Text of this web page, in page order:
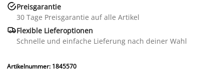
Preisgarantie
30 Tage Preisgarantie auf alle Artikel
Flexible Lieferoptionen
Schnelle und einfache Lieferung nach deiner Wahl
Artikelnummer: 1845570